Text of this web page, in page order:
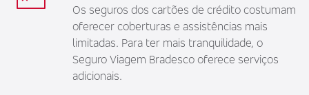
Os seguros dos cartões de crédito costumam
oferecer coberturas e assistências mais
limitadas. Para ter mais tranquilidade, o
Seguro Viagem Bradesco oferece serviços
adicionais.